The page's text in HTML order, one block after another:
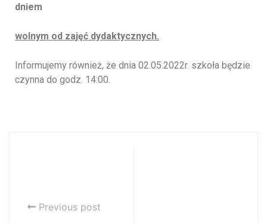
dniem
wolnym od zajęć dydaktycznych.
Informujemy również, że dnia 02.05.2022r. szkoła będzie
czynna do godz. 14:00.
Previous post